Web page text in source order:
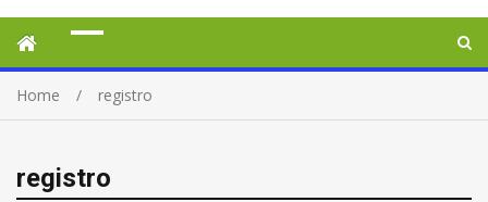
Home registro
registro